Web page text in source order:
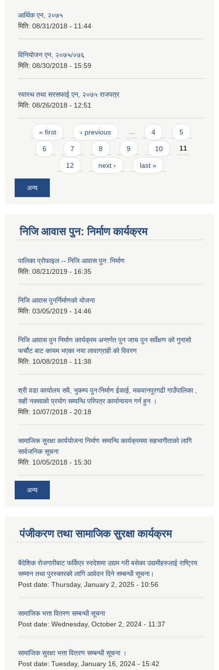
आर्थिक एन, २०७५
मिति: 08/31/2018 - 11:44
विनियोजन एन, २०७५/०७६
मिति: 08/30/2018 - 15:59
स्वास्थ तथा सरसफाई एन, २०७५ राजपत्र
मिति: 08/26/2018 - 12:51
Pages
« first ‹ previous … 4 5
6 7 8 9 10 11
12 next › last »
अन्य
निजि आवास पुन: निर्माण कार्यक्रम
पालिका प्राेफाइल -- निजि आवास पुन: निर्माण
मिति: 08/21/2019 - 16:35
निजि आवास पुनर्निर्माणको योजना
मिति: 03/05/2019 - 14:46
निजि आवास पुन निर्माण कार्यक्रम अन्तर्गत पुन जाच पुन सर्वेक्षण को गुनासो
फर्चौट बाट कायम भएका नया लावाग्राही को विवरण
मिति: 10/08/2018 - 11:38
श्री वडा कार्यालय सवै, भुकम्प पुनःनिर्माण ईकाई, मकवानपुरगढी गाउँपालिका ,
सही नक्साको प्रयोग सम्वन्धि परिपत्र कार्यान्वयन गर्न हुन ।
मिति: 10/07/2018 - 20:18
सामाजिक सुरक्षा कार्ययोजना निर्माण सम्वन्धि कार्यक्रममा सहभागीताको लागि
सार्वजनिक सूचना
मिति: 10/05/2018 - 15:30
अन्य
पंजीकरण तथा सामाजिक सुरक्षा कार्यक्रम
बैदेशिक रोजगारीबाट फर्किएर स्वदेशमा उद्यम गरी बसेका उद्यमीहरुलाई राष्‍ट्रिय
सम्मान तथा पुरस्कारको लागि आवेदन दिने सम्बन्धी सूचना।
Post date: Thursday, January 2, 2025 - 10:56
सामाजिक भत्ता वितरण सम्बन्धी सूचना
Post date: Wednesday, October 2, 2024 - 11:37
सामाजिक सुरक्षा भत्ता वितरण सम्बन्धी सूचना ।
Post date: Tuesday, January 16, 2024 - 15:42